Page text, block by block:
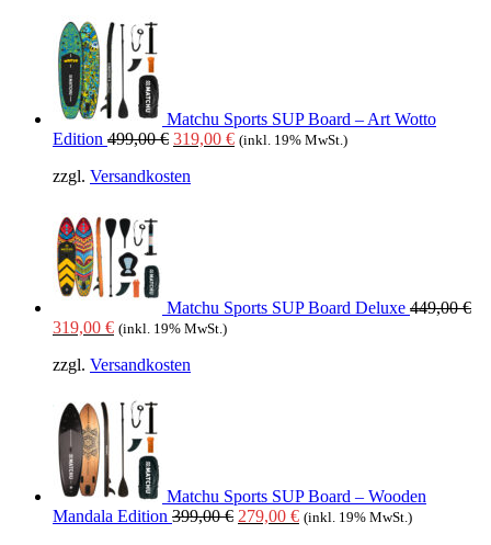
Matchu Sports SUP Board – Art Wotto
Edition 499,00€ Ursprünglicher
war:
319,00 €Aktueller
(inkl. 19% MwSt.)
zzgl. Versandkosten
Matchu Sports SUP Board Deluxe 449,00€
Ursprünglicher
war:
319,00 €Aktueller
ist:
(inkl. 19% MwSt.)
zzgl. Versandkosten
Matchu Sports SUP Board – Wooden
Mandala Edition 399,00€ Ursprünglicher
279,00 €Aktueller
(inkl. 19% MwSt.)